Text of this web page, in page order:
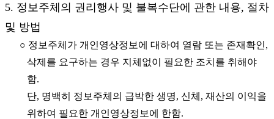
5. 정보주체의 권리행사 및 불복수단에 관한 내용, 절차
및 방법
○ 정보주체가 개인영상정보에 대하여 열람 또는 존재확인,
삭제를 요구하는 경우 지체없이 필요한 조치를 취해야
함.
단, 명백히 정보주체의 급박한 생명, 신체, 재산의 이익을
위하여 필요한 개인영상정보에 한함.